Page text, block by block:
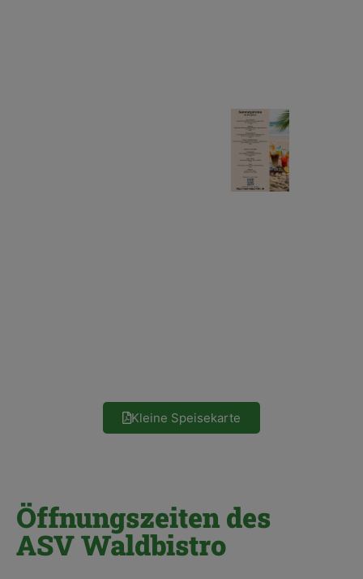
Kleine Speisekarte
Öffnungszeiten des
ASV Waldbistro